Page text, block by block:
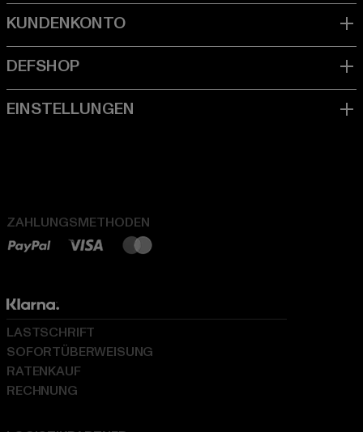
ZAHLUNGSMETHODEN
LASTSCHRIFT
SOFORTÜBERWEISUNG
RATENKAUF
RECHNUNG